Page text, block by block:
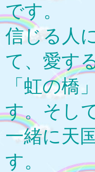
です。
信じる人
て、愛す
「虹の橋
す。そし
一緒に天
す。